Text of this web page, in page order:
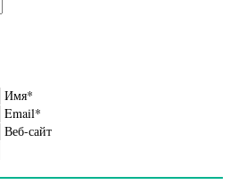
Имя*
Email*
Веб-сайт